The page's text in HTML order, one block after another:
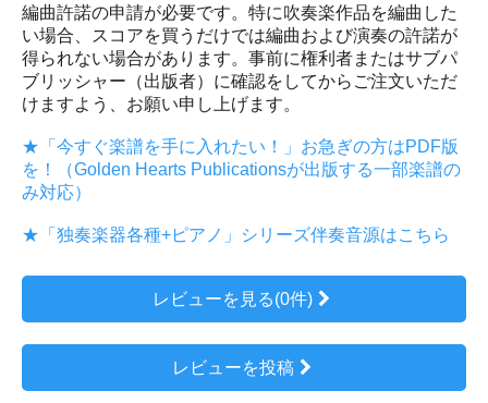
編曲許諾の申請が必要です。特に吹奏楽作品を編曲した
い場合、スコアを買うだけでは編曲および演奏の許諾が
得られない場合があります。事前に権利者またはサブパ
ブリッシャー（出版者）に確認をしてからご注文いただ
けますよう、お願い申し上げます。
★「今すぐ楽譜を手に入れたい！」お急ぎの方はPDF版
を！（Golden Hearts Publicationsが出版する一部楽譜の
み対応）
★「独奏楽器各種+ピアノ」シリーズ伴奏音源はこちら
レビューを見る(0件)
レビューを投稿